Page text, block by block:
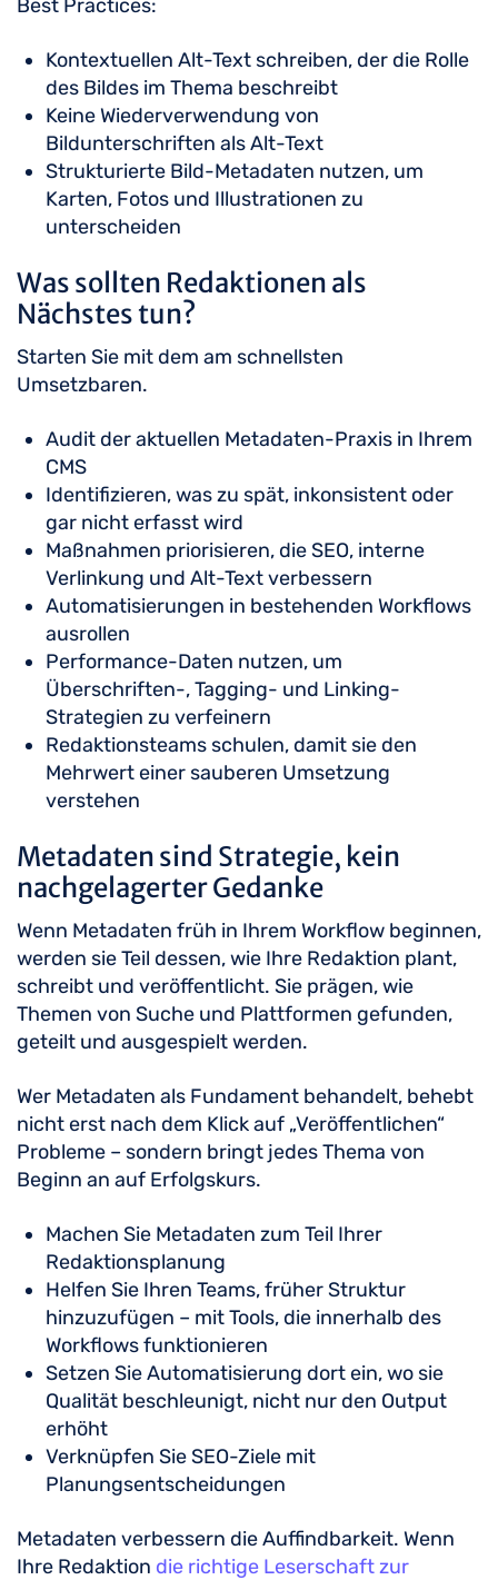
Best Practices:
Kontextuellen Alt-Text schreiben, der die Rolle
des Bildes im Thema beschreibt
Keine Wiederverwendung von
Bildunterschriften als Alt-Text
Strukturierte Bild-Metadaten nutzen, um
Karten, Fotos und Illustrationen zu
unterscheiden
Was sollten Redaktionen als
Nächstes tun?
Starten Sie mit dem am schnellsten
Umsetzbaren.
Audit der aktuellen Metadaten-Praxis in Ihrem
CMS
Identifizieren, was zu spät, inkonsistent oder
gar nicht erfasst wird
Maßnahmen priorisieren, die SEO, interne
Verlinkung und Alt-Text verbessern
Automatisierungen in bestehenden Workflows
ausrollen
Performance-Daten nutzen, um
Überschriften-, Tagging- und Linking-
Strategien zu verfeinern
Redaktionsteams schulen, damit sie den
Mehrwert einer sauberen Umsetzung
verstehen
Metadaten sind Strategie, kein
nachgelagerter Gedanke
Wenn Metadaten früh in Ihrem Workflow beginnen,
werden sie Teil dessen, wie Ihre Redaktion plant,
schreibt und veröffentlicht. Sie prägen, wie
Themen von Suche und Plattformen gefunden,
geteilt und ausgespielt werden.
Wer Metadaten als Fundament behandelt, behebt
nicht erst nach dem Klick auf „Veröffentlichen“
Probleme – sondern bringt jedes Thema von
Beginn an auf Erfolgskurs.
Machen Sie Metadaten zum Teil Ihrer
Redaktionsplanung
Helfen Sie Ihren Teams, früher Struktur
hinzuzufügen – mit Tools, die innerhalb des
Workflows funktionieren
Setzen Sie Automatisierung dort ein, wo sie
Qualität beschleunigt, nicht nur den Output
erhöht
Verknüpfen Sie SEO-Ziele mit
Planungsentscheidungen
Metadaten verbessern die Auffindbarkeit. Wenn
Ihre Redaktion die richtige Leserschaft zur